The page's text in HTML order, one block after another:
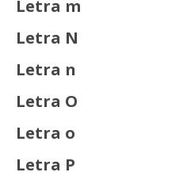
Letra m
Letra N
Letra n
Letra O
Letra o
Letra P